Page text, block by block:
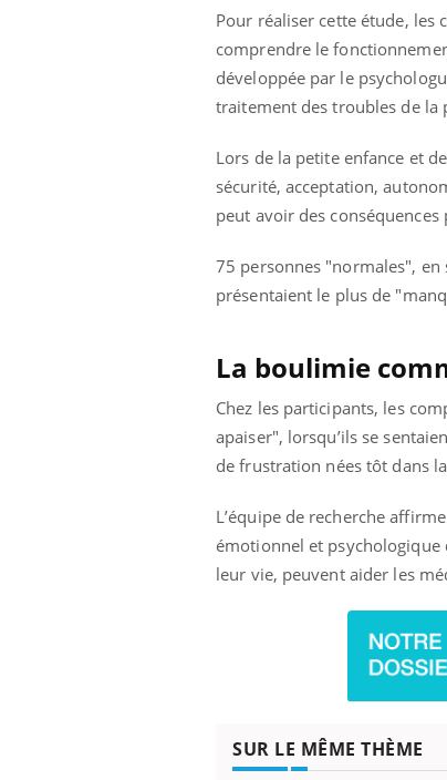
Pour réaliser cette étude, les
comprendre le
développée par le
traitement des troubles de la
Lors de la petite enfance et
sécurité, acceptation,
peut avoir des
75 personnes "normales", en
présentaient le plus de
La boulimie
Chez les participants, les
apaiser", lorsqu’ils se
de frustration nées tôt dans
L’équipe de recherche
émotionnel et psychologique
leur vie, peuvent aider les
SUR LE MÊME THÈME